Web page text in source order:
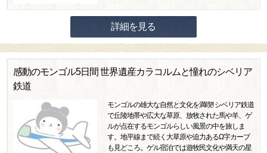
詳細を見る
感動のモンゴル5日間 世界遺産カラコルムと憧れのシベリア
鉄道
モンゴルの雄大な自然と文化を満喫! シベリア鉄道
で丘陵地帯や広大な草原、放牧された馬や羊、ゲ
ルが点在するモンゴルらしい風景の中を旅しま
す。地平線まで続く大草原や迫力あるΩ字カーブ
も見どころ。ゲル宿泊では遊牧民文化や満天の星